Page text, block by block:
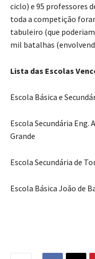
ciclo) e 95 professores
toda a competição
tabuleiro (que poderiam
mil batalhas
Lista das Escolas
Escola Básica e
Escola Secundária Eng.
Grande
Escola Secundária de
Escola Básica João de